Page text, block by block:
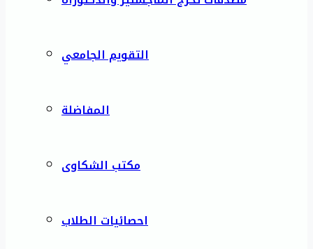
التقويم الجامعي
المفاضلة
مكتب الشكاوى
احصائيات الطلاب